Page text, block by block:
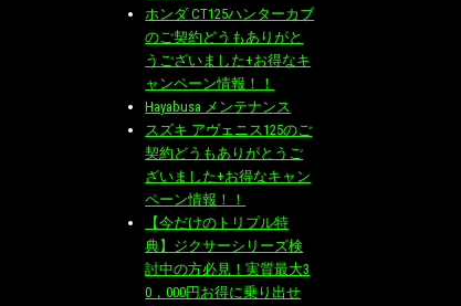
ホンダ CT125ハンターカブ
のご契約どうもありがと
うございました+お得なキ
ャンペーン情報！！
Hayabusa メンテナンス
スズキ アヴェニス125のご
契約どうもありがとうご
ざいました+お得なキャン
ペーン情報！！
【今だけのトリプル特
典】ジクサーシリーズ検
討中の方必見！実質最大3
0，000円お得に乗り出せ